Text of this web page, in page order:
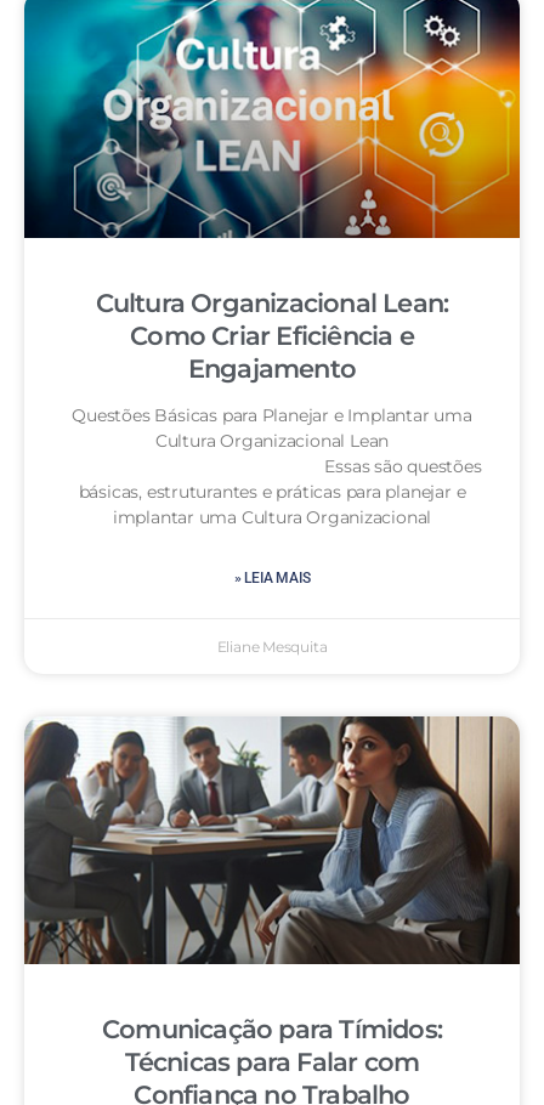
Cultura Organizacional Lean:
Como Criar Eficiência e
Engajamento
Questões Básicas para Planejar e Implantar uma
Cultura Organizacional Lean
Essas são questões
básicas, estruturantes e práticas para planejar e
implantar uma Cultura Organizacional
» LEIA MAIS
Eliane Mesquita
Comunicação para Tímidos:
Técnicas para Falar com
Confiança no Trabalho